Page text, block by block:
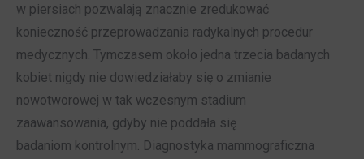
w piersiach pozwalają znacznie zredukować
konieczność przeprowadzania radykalnych procedur
medycznych. Tymczasem około jedna trzecia badanych
kobiet nigdy nie dowiedziałaby się o zmianie
nowotworowej w tak wczesnym stadium
zaawansowania, gdyby nie poddała się
badaniom kontrolnym. Diagnostyka mammograficzna